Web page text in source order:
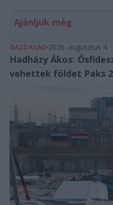
Ajánljuk még
GAZDASÁG 2026. augusztus 4.
Hadházy Ákos:
vehettek földet Paks